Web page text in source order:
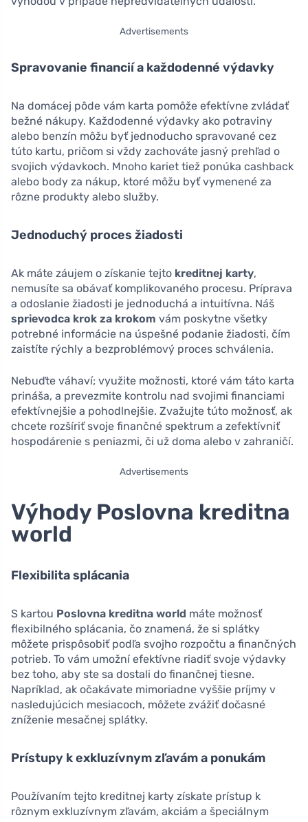
Advertisements
Spravovanie financií a každodenné výdavky
Na domácej pôde vám karta pomôže efektívne zvládať
bežné nákupy. Každodenné výdavky ako potraviny
alebo benzín môžu byť jednoducho spravované cez
túto kartu, pričom si vždy zachováte jasný prehľad o
svojich výdavkoch. Mnoho kariet tiež ponúka cashback
alebo body za nákup, ktoré môžu byť vymenené za
rôzne produkty alebo služby.
Jednoduchý proces žiadosti
Ak máte záujem o získanie tejto kreditnej karty,
nemusíte sa obávať komplikovaného procesu. Príprava
a odoslanie žiadosti je jednoduchá a intuitívna. Náš
sprievodca krok za krokom vám poskytne všetky
potrebné informácie na úspešné podanie žiadosti, čím
zaistíte rýchly a bezproblémový proces schválenia.
Nebuďte váhaví; využite možnosti, ktoré vám táto karta
prináša, a prevezmite kontrolu nad svojimi financiami
efektívnejšie a pohodlnejšie. Zvažujte túto možnosť, ak
chcete rozšíriť svoje finančné spektrum a zefektívniť
hospodárenie s peniazmi, či už doma alebo v zahraničí.
Advertisements
Výhody Poslovna kreditna
world
Flexibilita splácania
S kartou Poslovna kreditna world máte možnosť
flexibilného splácania, čo znamená, že si splátky
môžete prispôsobiť podľa svojho rozpočtu a finančných
potrieb. To vám umožní efektívne riadiť svoje výdavky
bez toho, aby ste sa dostali do finančnej tiesne.
Napríklad, ak očakávate mimoriadne vyššie príjmy v
nasledujúcich mesiacoch, môžete zvážiť dočasné
zníženie mesačnej splátky.
Prístupy k exkluzívnym zľavám a ponukám
Používaním tejto kreditnej karty získate prístup k
rôznym exkluzívnym zľavám, akciám a špeciálnym